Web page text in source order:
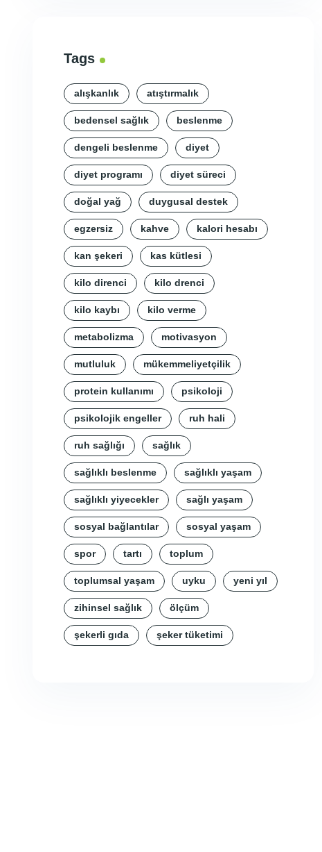
Tags
alışkanlık atıştırmalık
bedensel sağlık beslenme
dengeli beslenme diyet
diyet programı diyet süreci
doğal yağ duygusal destek
egzersiz kahve kalori hesabı
kan şekeri kas kütlesi
kilo direnci kilo drenci
kilo kaybı kilo verme
metabolizma motivasyon
mutluluk mükemmeliyetçilik
protein kullanımı psikoloji
psikolojik engeller ruh hali
ruh sağlığı sağlık
sağlıklı beslenme sağlıklı yaşam
sağlıklı yiyecekler sağlı yaşam
sosyal bağlantılar sosyal yaşam
spor tartı toplum
toplumsal yaşam uyku yeni yıl
zihinsel sağlık ölçüm
şekerli gıda şeker tüketimi